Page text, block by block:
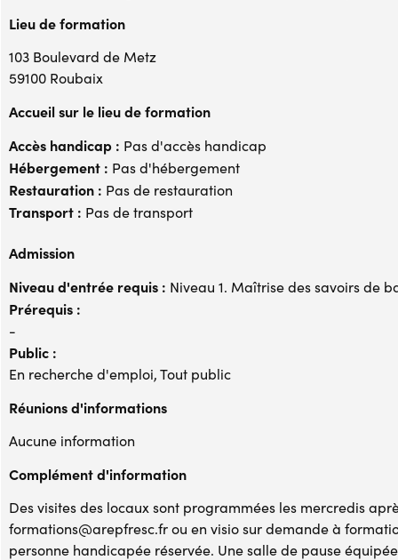
Lieu de formation
103 Boulevard de Metz
59100 Roubaix
Accueil sur le lieu de formation
Accès handicap : Pas d'accès handicap
Hébergement : Pas d'hébergement
Restauration : Pas de restauration
Transport : Pas de transport
Admission
Niveau d'entrée requis : Niveau 1. Maîtrise des savoirs de
Prérequis :
-
Public :
En recherche d'emploi, Tout public
Réunions d'informations
Aucune information
Complément d'information
Des visites des locaux sont programmées les mercredis
formations@arepfresc.fr ou en visio sur demande à
personne handicapée réservée. Une salle de pause